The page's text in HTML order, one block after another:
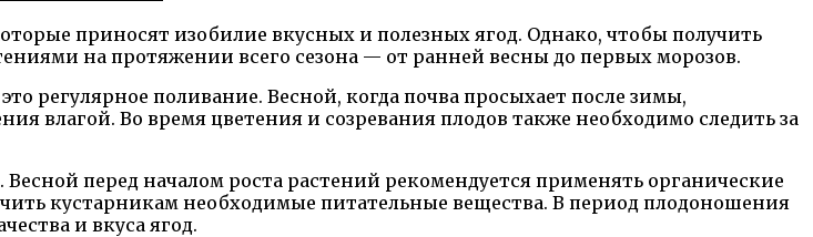
приносят изобилие вкусных и полезных ягод. Однако, чтобы получить
на протяжении всего сезона — от ранней весны до первых морозов.
регулярное поливание. Весной, когда почва просыхает после зимы,
влагой. Во время цветения и созревания плодов также необходимо следить за
перед началом роста растений рекомендуется применять органические
кустарникам необходимые питательные вещества. В период плодоношения
и вкуса ягод.